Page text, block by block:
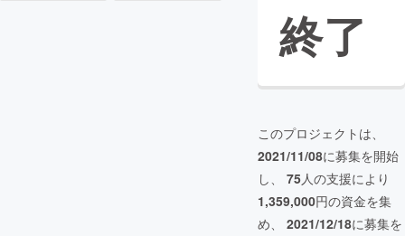
終了
このプロジェクトは、
2021/11/08に募集を開始
し、 75人の支援により
1,359,000円の資金を集
め、 2021/12/18に募集を